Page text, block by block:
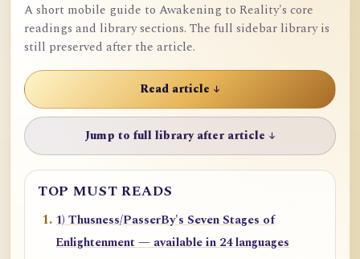
A short mobile guide to Awakening to Reality's core
readings and library sections. The full sidebar library is
still preserved after the article.
Read article ↓
Jump to full library after article ↓
TOP MUST READS
1) Thusness/PasserBy's Seven Stages of
Enlightenment — available in 24 languages